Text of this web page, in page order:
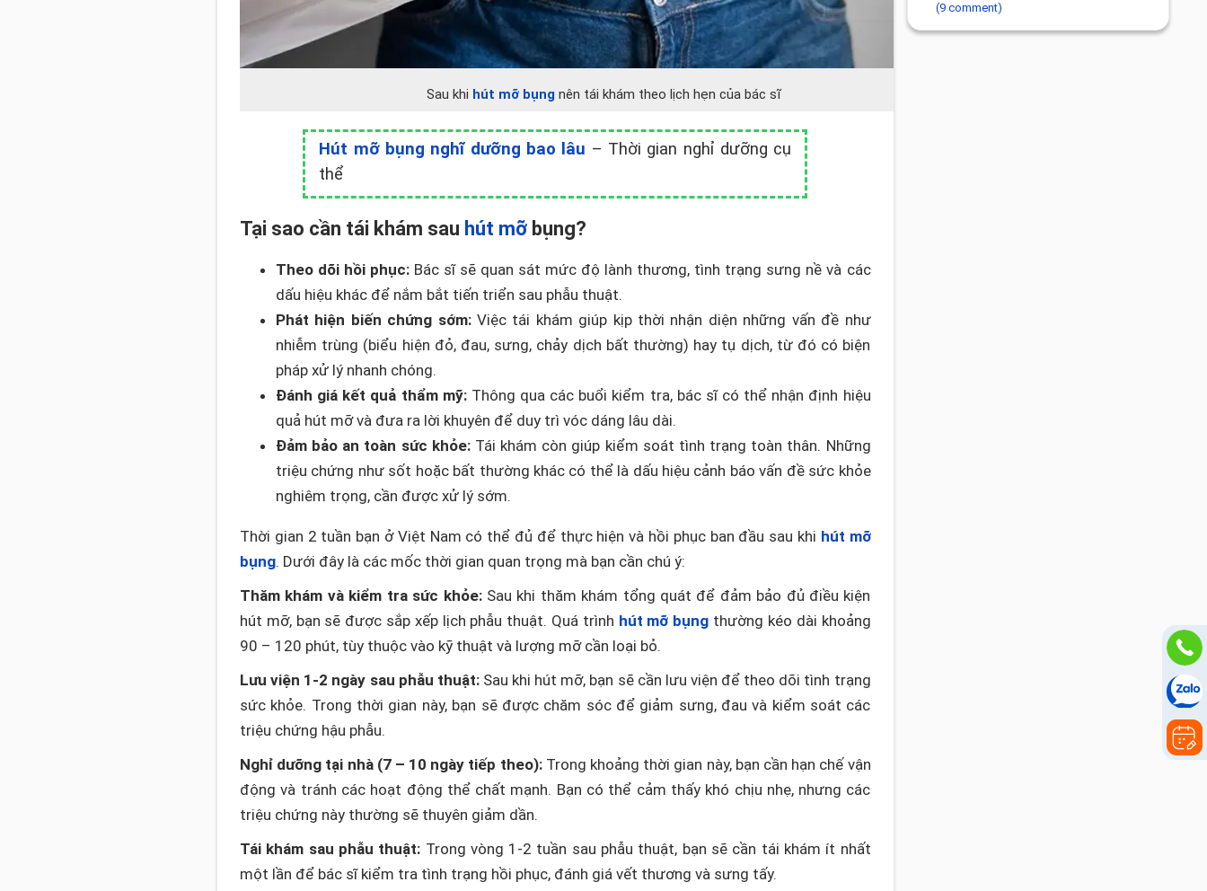
Sau khi hút mỡ bụngnên tái khám theo lịch hẹn của bác sĩ
Hút mỡ bụng nghĩ dưỡng bao lâu – Thời gian nghỉ dưỡng cụ
thể
Tại sao cần tái khám sau hút mỡ bụng?
Theo dõi hồi phục: Bác sĩ sẽ quan sát mức độ lành thương, tình trạng sưng nề và các
dấu hiệu khác để nắm bắt tiến triển sau phẫu thuật.
Phát hiện biến chứng sớm:Việc tái khám giúp kịp thời nhận diện những vấn đề như
nhiễm trùng (biểu hiện đỏ, đau, sưng, chảy dịch bất thường) hay tụ dịch, từ đó có biện
pháp xử lý nhanh chóng.
Đánh giá kết quả thẩm mỹ:Thông qua các buổi kiểm tra, bác sĩ có thể nhận định hiệu
quả hút mỡ và đưa ra lời khuyên để duy trì vóc dáng lâu dài.
Đảm bảo an toàn sức khỏe:Tái khám còn giúp kiểm soát tình trạng toàn thân. Những
triệu chứng như sốt hoặc bất thường khác có thể là dấu hiệu cảnh báo vấn đề sức khỏe
nghiêm trọng, cần được xử lý sớm.
Thời gian 2 tuần bạn ở Việt Nam có thể đủ để thực hiện và hồi phục ban đầu sau khi hút mỡ
bụng. Dưới đây là các mốc thời gian quan trọng mà bạn cần chú ý:
Thăm khám và kiểm tra sức khỏe:Sau khi thăm khám tổng quát để đảm bảo đủ điều kiện
hút mỡ, bạn sẽ được sắp xếp lịch phẫu thuật. Quá trình hút mỡ bụng thường kéo dài khoảng
90 – 120 phút, tùy thuộc vào kỹ thuật và lượng mỡ cần loại bỏ.
Lưu viện 1-2 ngày sau phẫu thuật:Sau khi hút mỡ, bạn sẽ cần lưu viện để theo dõi tình trạng
sức khỏe. Trong thời gian này, bạn sẽ được chăm sóc để giảm sưng, đau và kiểm soát các
triệu chứng hậu phẫu.
Nghỉ dưỡng tại nhà (7 – 10 ngày tiếp theo):Trong khoảng thời gian này, bạn cần hạn chế vận
động và tránh các hoạt động thể chất mạnh. Bạn có thể cảm thấy khó chịu nhẹ, nhưng các
triệu chứng này thường sẽ thuyên giảm dần.
Tái khám sau phẫu thuật: Trong vòng 1-2 tuần sau phẫu thuật, bạn sẽ cần tái khám ít nhất
một lần để bác sĩ kiểm tra tình trạng hồi phục, đánh giá vết thương và sưng tấy.
(9 comment)